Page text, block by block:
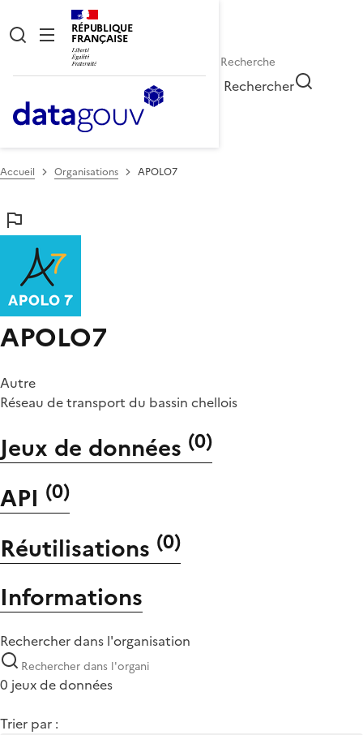
RÉPUBLIQUE
FRANÇAISE
Rechercher
Accueil Organisations APOLO7
APOLO7
Autre
Réseau de transport du bassin chellois
Jeux de données (0)
API (0)
Réutilisations (0)
Informations
Rechercher dans l'organisation
0 jeux de données
Trier par :